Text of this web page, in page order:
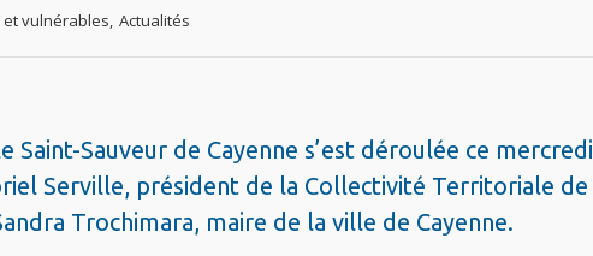
vulnérables, Actualités
Saint-Sauveur de Cayenne s’est déroulée ce mercredi
Serville, président de la Collectivité Territoriale de
Trochimara, maire de la ville de Cayenne.